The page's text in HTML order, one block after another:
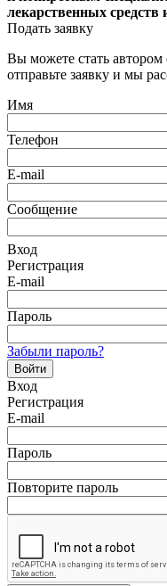
лекарственных
Подать заявку
Вы можете стать
отправьте заявку и мы
Имя
Телефон
E-mail
Сообщение
Вход
Регистрация
E-mail
Пароль
Забыли пароль?
Войти
Вход
Регистрация
E-mail
Пароль
Повторите пароль